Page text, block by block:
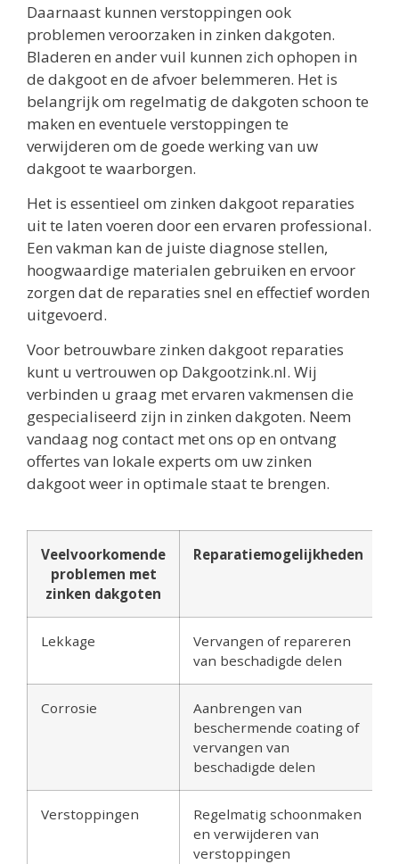
Daarnaast kunnen verstoppingen ook
problemen veroorzaken in zinken dakgoten.
Bladeren en ander vuil kunnen zich ophopen in
de dakgoot en de afvoer belemmeren. Het is
belangrijk om regelmatig de dakgoten schoon te
maken en eventuele verstoppingen te
verwijderen om de goede werking van uw
dakgoot te waarborgen.
Het is essentieel om zinken dakgoot reparaties
uit te laten voeren door een ervaren professional.
Een vakman kan de juiste diagnose stellen,
hoogwaardige materialen gebruiken en ervoor
zorgen dat de reparaties snel en effectief worden
uitgevoerd.
Voor betrouwbare zinken dakgoot reparaties
kunt u vertrouwen op Dakgootzink.nl. Wij
verbinden u graag met ervaren vakmensen die
gespecialiseerd zijn in zinken dakgoten. Neem
vandaag nog contact met ons op en ontvang
offertes van lokale experts om uw zinken
dakgoot weer in optimale staat te brengen.
Veelvoorkomende
problemen met
zinken dakgoten
Reparatiemogelijkheden
Lekkage
Vervangen of repareren
van beschadigde delen
Corrosie
Aanbrengen van
beschermende coating of
vervangen van
beschadigde delen
Verstoppingen
Regelmatig schoonmaken
en verwijderen van
verstoppingen